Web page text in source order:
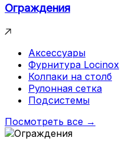
Ограждения
Аксессуары
Фурнитура Locinox
Колпаки на столб
Рулонная сетка
Подсистемы
Посмотреть все →